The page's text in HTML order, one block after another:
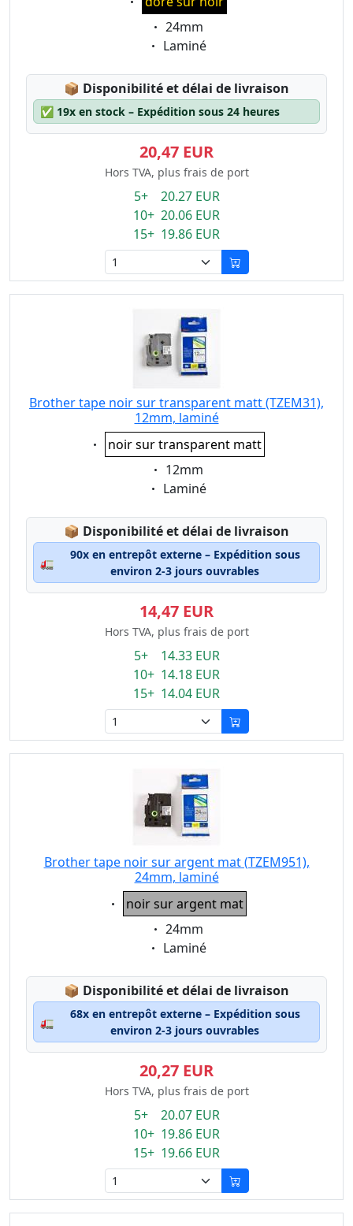
Eigenschaft:
24mm
Eigenschaft:
Laminé
📦 Lagerstatus:
Disponibilité et délai de livraison
✅ 19x en stock – Expédition sous 24 heures
20,47 EUR
Hors TVA, plus frais de port
5+ 20.27 EUR
10+ 20.06 EUR
15+ 19.86 EUR
Brother tape noir sur transparent matt (TZEM31),
12mm, laminé
Eigenschaft:
noir sur transparent matt
Eigenschaft:
12mm
Eigenschaft:
Laminé
📦 Lagerstatus:
Disponibilité et délai de livraison
🚛
90x en entrepôt externe – Expédition sous
environ 2-3 jours ouvrables
14,47 EUR
Hors TVA, plus frais de port
5+ 14.33 EUR
10+ 14.18 EUR
15+ 14.04 EUR
Brother tape noir sur argent mat (TZEM951),
24mm, laminé
Eigenschaft:
noir sur argent mat
Eigenschaft:
24mm
Eigenschaft:
Laminé
📦 Lagerstatus:
Disponibilité et délai de livraison
🚛
68x en entrepôt externe – Expédition sous
environ 2-3 jours ouvrables
20,27 EUR
Hors TVA, plus frais de port
5+ 20.07 EUR
10+ 19.86 EUR
15+ 19.66 EUR